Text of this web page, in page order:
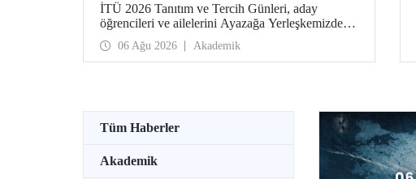
İTÜ 2026 Tanıtım ve Tercih Günleri, aday
öğrencileri ve ailelerini Ayazağa Yerleşkemizde
ağırlamaya devam ediyor. Tanıtım ve Tercih
Günleri 7 Ağustos’ta tamamlanacak, ilgili fakülte
ve birimler adaylara bilgi vermeye devam edecek.
06 Ağu 2026 Akademik
Tüm Haberler
Akademik